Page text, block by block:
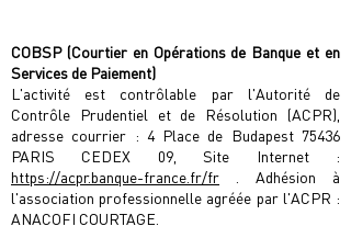
COBSP (Courtier en Opérations de Banque et en
Services de Paiement)
L'activité est contrôlable par l'Autorité de
Contrôle Prudentiel et de Résolution (ACPR),
adresse courrier : 4 Place de Budapest 75436
PARIS CEDEX 09, Site Internet :
https://acpr.banque-france.fr/fr . Adhésion à
l'association professionnelle agréée par l'ACPR :
ANACOFI COURTAGE.